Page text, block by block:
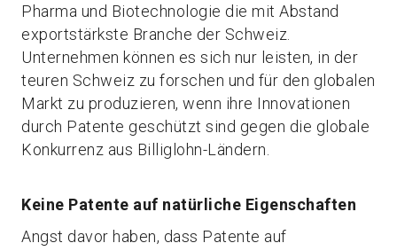
Pharma und Biotechnologie die mit Abstand
exportstärkste Branche der Schweiz.
Unternehmen können es sich nur leisten, in der
teuren Schweiz zu forschen und für den globalen
Markt zu produzieren, wenn ihre Innovationen
durch Patente geschützt sind gegen die globale
Konkurrenz aus Billiglohn-Ländern.
Keine Patente auf natürliche Eigenschaften
Angst davor haben, dass Patente auf